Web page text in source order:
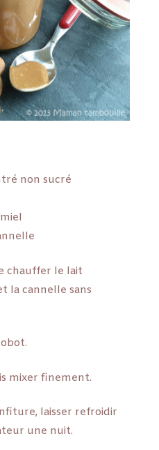
non sucré
chauffer le lait
la cannelle sans
mixer finement.
laisser refroidir
une nuit.